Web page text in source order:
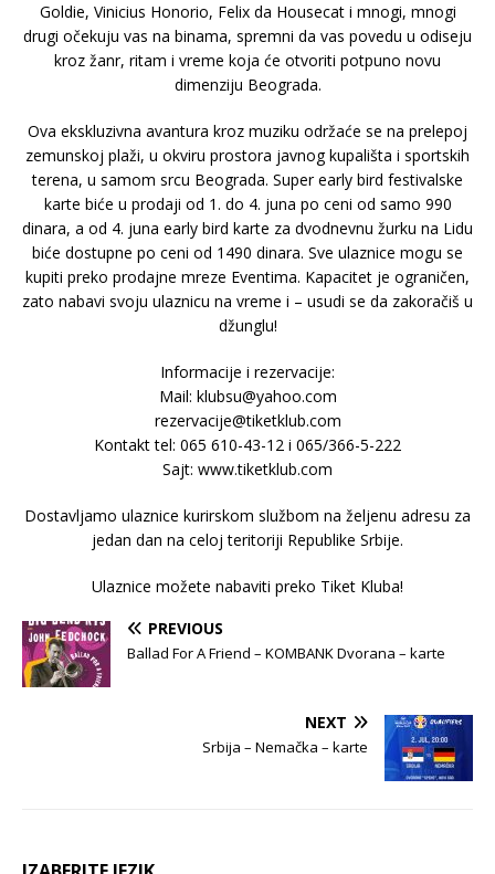
Goldie, Vinicius Honorio, Felix da Housecat i mnogi, mnogi
drugi očekuju vas na binama, spremni da vas povedu u odiseju
kroz žanr, ritam i vreme koja će otvoriti potpuno novu
dimenziju Beograda.
Ova ekskluzivna avantura kroz muziku održaće se na prelepoj
zemunskoj plaži, u okviru prostora javnog kupališta i sportskih
terena, u samom srcu Beograda. Super early bird festivalske
karte biće u prodaji od 1. do 4. juna po ceni od samo 990
dinara, a od 4. juna early bird karte za dvodnevnu žurku na Lidu
biće dostupne po ceni od 1490 dinara. Sve ulaznice mogu se
kupiti preko prodajne mreze Eventima. Kapacitet je ograničen,
zato nabavi svoju ulaznicu na vreme i – usudi se da zakoračiš u
džunglu!
Informacije i rezervacije:
Mail: klubsu@yahoo.com
rezervacije@tiketklub.com
Kontakt tel: 065 610-43-12 i 065/366-5-222
Sajt: www.tiketklub.com
Dostavljamo ulaznice kurirskom službom na željenu adresu za
jedan dan na celoj teritoriji Republike Srbije.
Ulaznice možete nabaviti preko Tiket Kluba!
PREVIOUS
Ballad For A Friend – KOMBANK Dvorana – karte
NEXT
Srbija – Nemačka – karte